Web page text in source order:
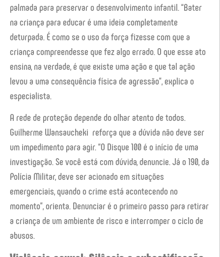
palmada para preservar o desenvolvimento infantil. “Bater
na criança para educar é uma ideia completamente
deturpada. É como se o uso da força fizesse com que a
criança compreendesse que fez algo errado. O que esse ato
ensina, na verdade, é que existe uma ação e que tal ação
levou a uma consequência física de agressão”, explica o
especialista.
A rede de proteção depende do olhar atento de todos.
Guilherme Wansaucheki reforça que a dúvida não deve ser
um impedimento para agir. “O Disque 100 é o início de uma
investigação. Se você está com dúvida, denuncie. Já o 190, da
Polícia Militar, deve ser acionado em situações
emergenciais, quando o crime está acontecendo no
momento”, orienta. Denunciar é o primeiro passo para retirar
a criança de um ambiente de risco e interromper o ciclo de
abusos.